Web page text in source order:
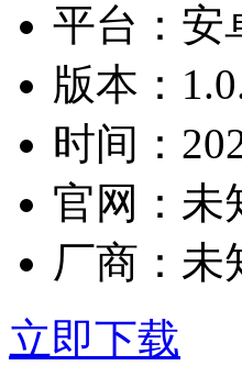
平台： 安
版本：
时间：
官网： 未
厂商： 未
立即下载